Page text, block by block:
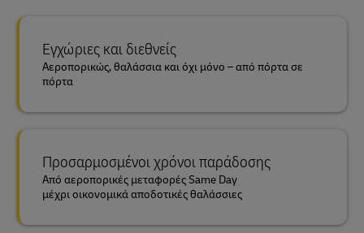
Εγχώριες και διεθνείς
Αεροπορικώς, θαλάσσια και όχι μόνο – από πόρτα σε
πόρτα
Προσαρμοσμένοι χρόνοι παράδοσης
Από αεροπορικές μεταφορές Same Day
μέχρι οικονομικά αποδοτικές θαλάσσιες